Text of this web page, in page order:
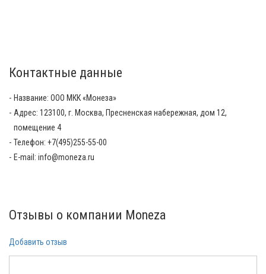
Контактные данные
Название: OOO МКК «Монеза»
Адрес: 123100, г. Москва, Пресненская набережная, дом 12,
помещение 4
Телефон: +7(495)255-55-00
E-mail: info@moneza.ru
Отзывы о компании Moneza
Добавить отзыв